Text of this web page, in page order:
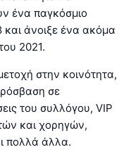
ένα παγκόσμιο
και άνοιξε ένα ακόμα
2021.
στην κοινότητα,
σε
του συλλόγου, VIP
και χορηγών,
πολλά άλλα.